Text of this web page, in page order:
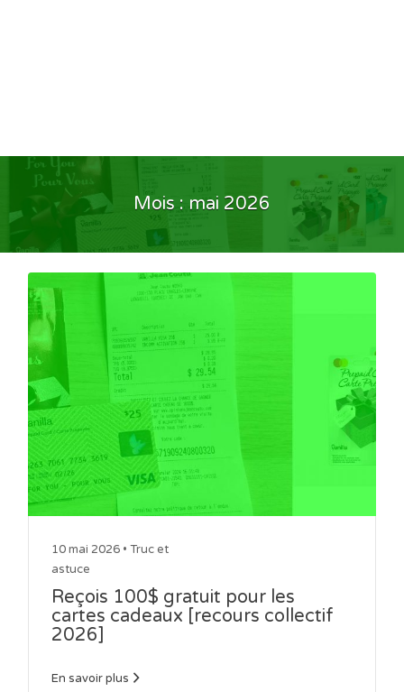
Mois : mai 2026
10 mai 2026 • Truc et
astuce
Reçois 100$ gratuit pour les
cartes cadeaux [recours collectif
2026]
En savoir plus